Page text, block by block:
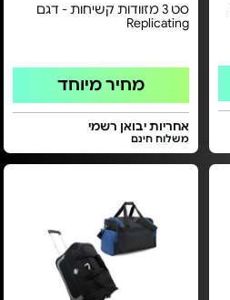
סט 3 מזוודות קשיחות - דגם
Replicating
מחיר מיוחד
אחריות יבואן רשמי
משלוח חינם